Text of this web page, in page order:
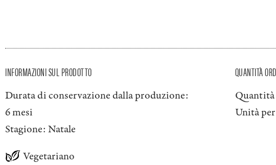
INFORMAZIONI SUL PRODOTTO
Durata di conservazione dalla produzione:
6 mesi
Stagione: Natale
Vegetariano
QUANTITÀ
Unità